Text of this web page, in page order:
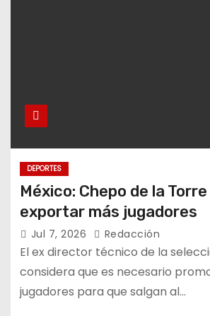
DEPORTES
México: Chepo de la
exportar más jugadores
Jul 7, 2026 Redacción
El ex director técnico de la
considera que es necesario
jugadores para que salgan al…